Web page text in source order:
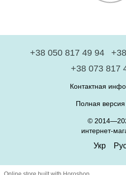
+38 050 817 49 94
+38 073 817
Контактная
Полная версия
©
интернет-
Укр